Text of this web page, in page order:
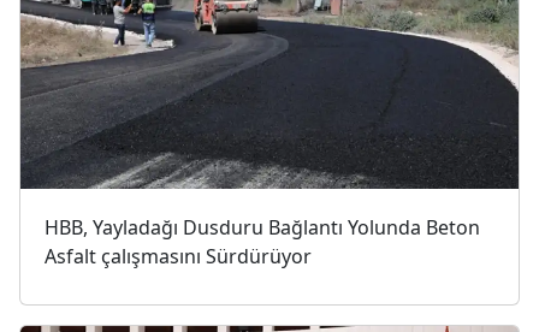
HBB, Yayladağı Dusduru Bağlantı Yolunda Beton
Asfalt çalışmasını Sürdürüyor